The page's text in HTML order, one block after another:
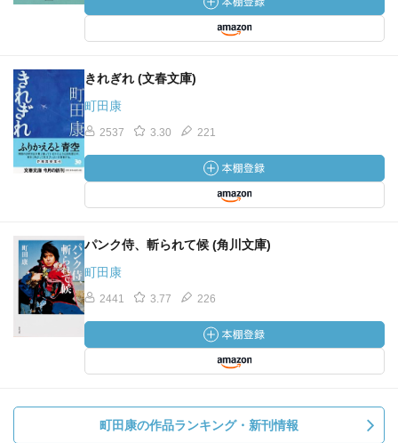
きれぎれ (文春文庫)
町田康
2537 3.30 221
パンク侍、斬られて候 (角川文庫)
町田康
2441 3.77 226
町田康の作品ランキング・新刊情報